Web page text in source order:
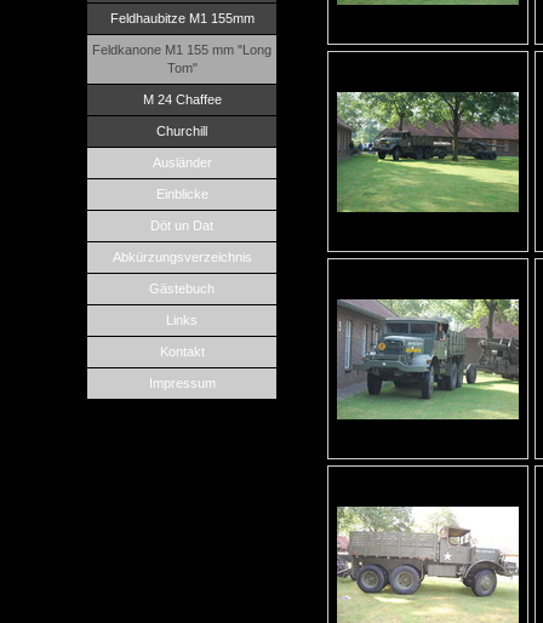
Feldhaubitze M1 155mm
Feldkanone M1 155 mm "Long
Tom"
M 24 Chaffee
Churchill
Ausländer
Einblicke
Döt un Dat
Abkürzungsverzeichnis
Gästebuch
Links
Kontakt
Impressum